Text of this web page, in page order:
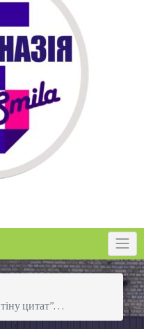
цитат”…